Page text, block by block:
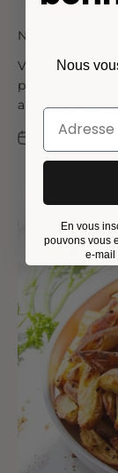
Nachos cuits au
Voici comment
publique ! Le
absolument !
6 juin 2024
Nous
En vous
pouvons vous
e-mail